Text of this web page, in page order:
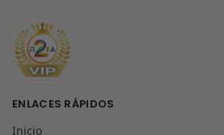
ENLACES RÁPIDOS
Inicio